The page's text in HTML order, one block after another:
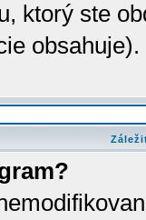
ktorý ste